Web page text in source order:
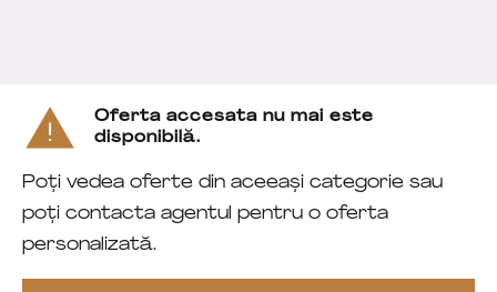
Oferta accesata nu mai este
disponibilă.
Poți vedea oferte din aceeași categorie sau
poți contacta agentul pentru o oferta
personalizată.